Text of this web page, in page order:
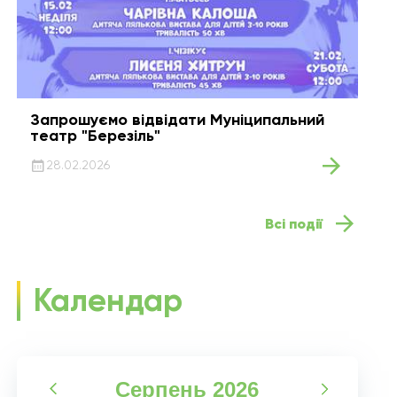
Запрошуємо відвідати Муніципальний
театр "Березіль"
28.02.2026
Всі події
Календар
Серпень 2026